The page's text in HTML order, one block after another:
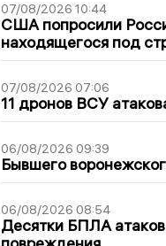
07/08/2026 10:44
США попросили
находящегося под
07/08/2026 07:06
11 дронов ВСУ
06/08/2026 09:39
Бывшего
06/08/2026 08:54
Десятки БПЛА